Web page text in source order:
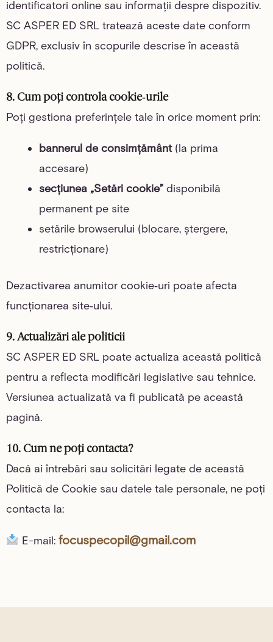
identificatori online sau informații despre dispozitiv.
SC ASPER ED SRL tratează aceste date conform
GDPR, exclusiv în scopurile descrise în această
politică.
8. Cum poți controla cookie‑urile
Poți gestiona preferințele tale în orice moment prin:
bannerul de consimțământ(la prima
accesare)
secțiunea „Setări cookie” disponibilă
permanent pe site
setările browserului (blocare, ștergere,
restricționare)
Dezactivarea anumitor cookie‑uri poate afecta
funcționarea site‑ului.
9. Actualizări ale politicii
SC ASPER ED SRL poate actualiza această politică
pentru a reflecta modificări legislative sau tehnice.
Versiunea actualizată va fi publicată pe această
pagină.
10. Cum ne poți contacta?
Dacă ai întrebări sau solicitări legate de această
Politică de Cookie sau datele tale personale, ne poți
contacta la:
E-mail: focuspecopil@gmail.com